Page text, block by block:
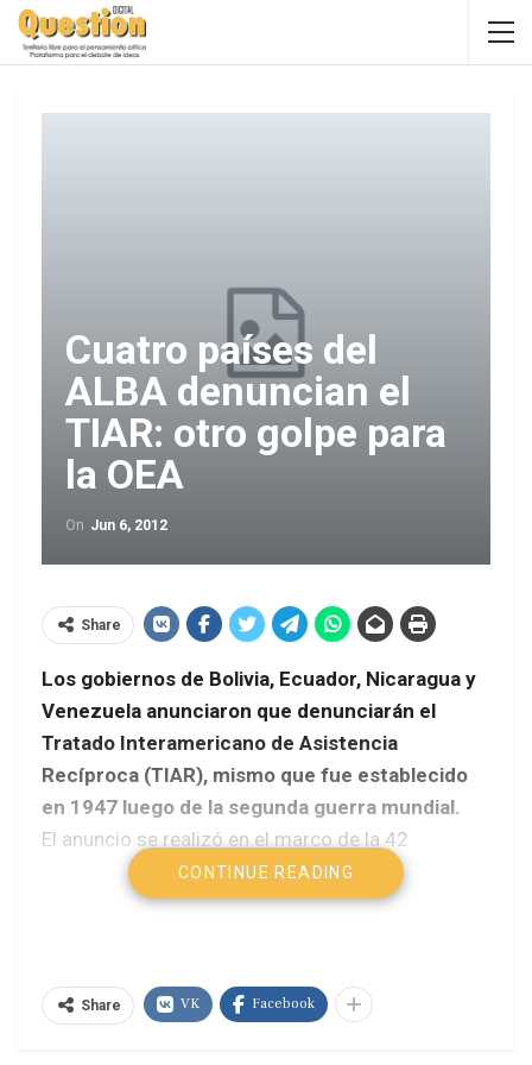
Cuatro países del
ALBA denuncian el
TIAR: otro golpe para
la OEA
On Jun 6, 2012
Share
Los gobiernos de Bolivia, Ecuador, Nicaragua y
Venezuela anunciaron que denunciarán el
Tratado Interamericano de Asistencia
Recíproca (TIAR), mismo que fue establecido
en 1947 luego de la segunda guerra mundial.
El anuncio se realizó en el marco de la 42
Asamblea General de la Organización de Estados
Americanos (OEA) que se desarrolla en
Las razones que invocan los cuatro países que
pertenecen a la Alianza Bolivariana para los
CONTINUE READING
Share VK Facebook